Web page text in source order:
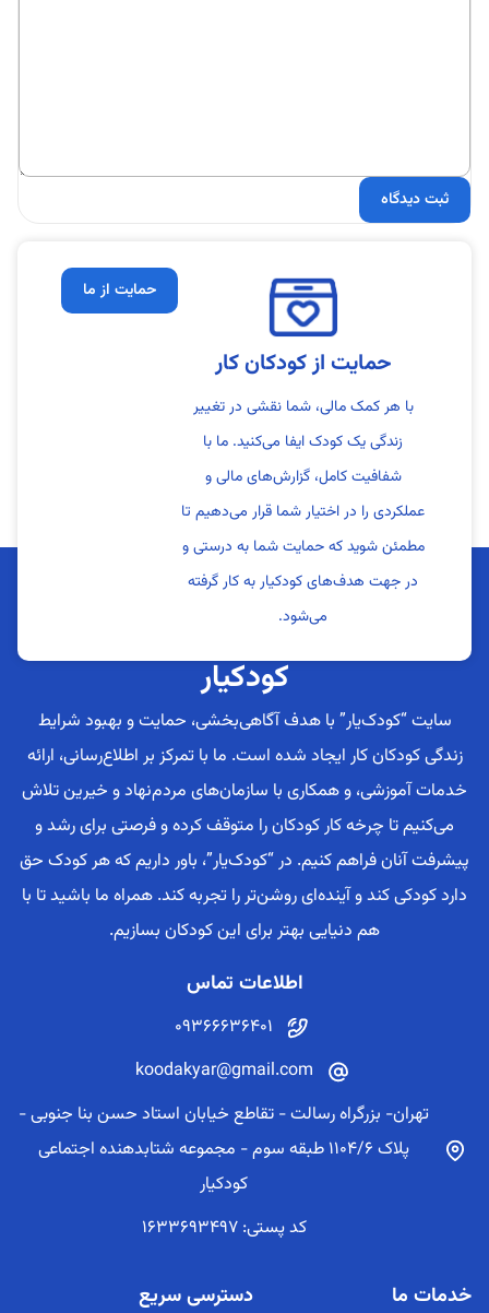
حمایت از کودکان کار
با هر کمک مالی، شما نقشی در تغییر
زندگی یک کودک ایفا می‌کنید. ما با
شفافیت کامل، گزارش‌های مالی و
عملکردی را در اختیار شما قرار می‌دهیم تا
مطمئن شوید که حمایت شما به درستی و
در جهت هدف‌های کودکیار به کار گرفته
می‌شود.
حمایت از ما
کودکیار
سایت “کودک‌یار” با هدف آگاهی‌بخشی، حمایت و بهبود شرایط
زندگی کودکان کار ایجاد شده است. ما با تمرکز بر اطلاع‌رسانی، ارائه
خدمات آموزشی، و همکاری با سازمان‌های مردم‌نهاد و خیرین تلاش
می‌کنیم تا چرخه کار کودکان را متوقف کرده و فرصتی برای رشد و
پیشرفت آنان فراهم کنیم. در “کودک‌یار”، باور داریم که هر کودک حق
دارد کودکی کند و آینده‌ای روشن‌تر را تجربه کند. همراه ما باشید تا با
هم دنیایی بهتر برای این کودکان بسازیم.
اطلاعات تماس
09366636401
koodakyar@gmail.com
تهران- بزرگراه رسالت - تقاطع خیابان استاد حسن بنا جنوبی -
پلاک 1104/6 طبقه سوم - مجموعه شتابدهنده اجتماعی
کودکیار
کد پستی: 1633693497
خدمات ما دسترسی سریع